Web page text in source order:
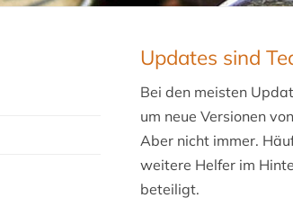
Updates sind
Bei den meisten
um neue Versionen
Aber nicht immer.
weitere Helfer im
beteiligt.